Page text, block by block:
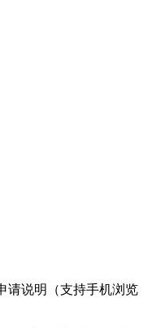
请说明（支持手机浏览